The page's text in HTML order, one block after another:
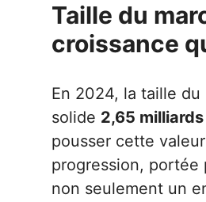
Taille du
croissance
En 2024, la taille
solide 2,65
pousser cette
progression, portée
non seulement un